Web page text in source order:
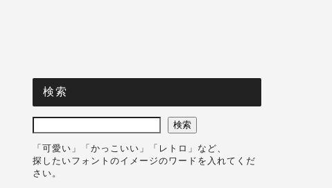
検索
検索
「可愛い」「かっこいい」「レトロ」など、
探したいフォントのイメージのワードを入れてくだ
さい。